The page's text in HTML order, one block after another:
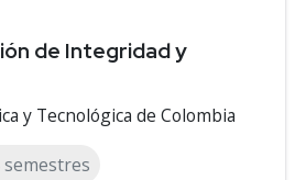
de Integridad y
y Tecnológica de Colombia
semestres